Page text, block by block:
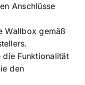
Anschlüsse
Wallbox gemäß
die Funktionalität
den